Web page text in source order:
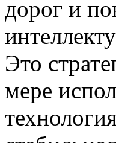
дорог и
Это
мере